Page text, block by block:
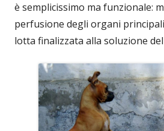
è semplicissimo ma funzionale:
perfusione degli organi
lotta finalizzata alla soluzione